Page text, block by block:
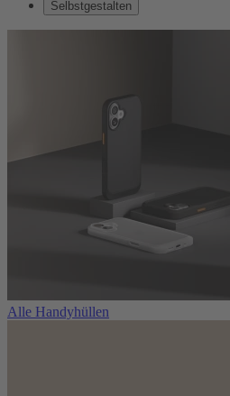
Selbstgestalten
Alle Handyhüllen